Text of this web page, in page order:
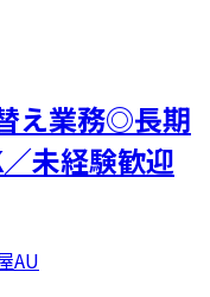
え業務◎長期
未経験歓迎
AU